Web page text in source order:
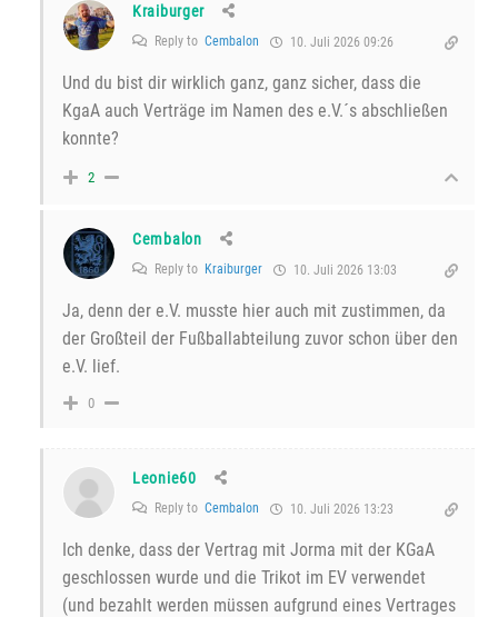
Kraiburger
Reply to Cembalon 10. Juli 2026 09:26
Und du bist dir wirklich ganz, ganz sicher, dass die
KgaA auch Verträge im Namen des e.V.´s abschließen
konnte?
2
Cembalon
Reply to Kraiburger 10. Juli 2026 13:03
Ja, denn der e.V. musste hier auch mit zustimmen, da
der Großteil der Fußballabteilung zuvor schon über den
e.V. lief.
0
Leonie60
Reply to Cembalon 10. Juli 2026 13:23
Ich denke, dass der Vertrag mit Jorma mit der KGaA
geschlossen wurde und die Trikot im EV verwendet
(und bezahlt werden müssen aufgrund eines Vertrages